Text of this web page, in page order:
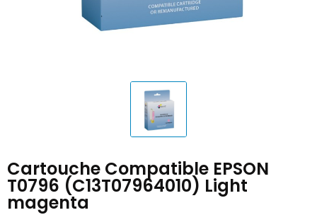
Cartouche Compatible EPSON
T0796 (C13T07964010) Light
magenta